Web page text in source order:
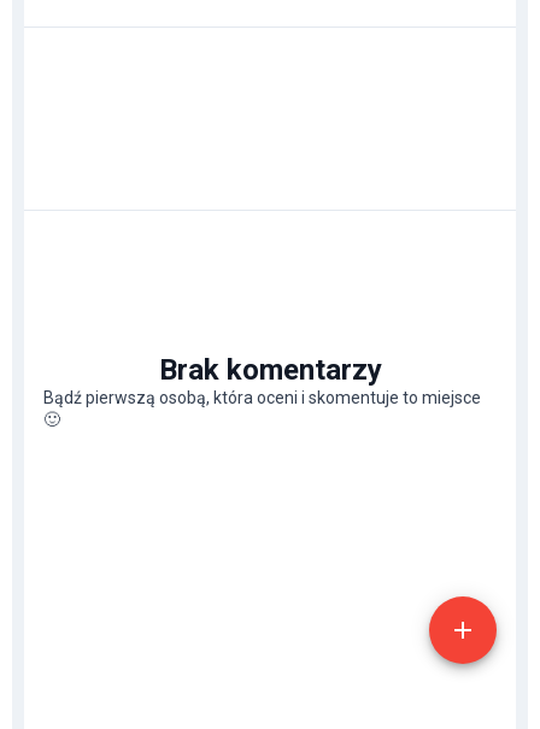
Brak komentarzy
Bądź pierwszą osobą, która oceni i skomentuje to miejsce
🙂